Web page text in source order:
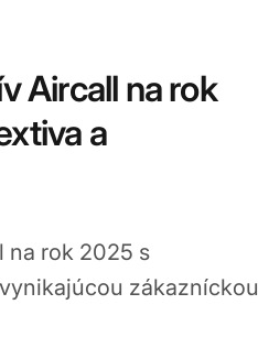
Aircall na rok
a
na rok 2025 s
zákazníckou